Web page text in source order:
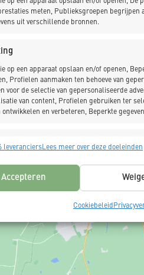
meten, Publieksgroepen begrijpen
uit verschillende bronnen.
op een apparaat opslaan en/of openen,
Profielen aanmaken ten behoeve van
voor de selectie van gepersonaliseerde
van content, Profielen gebruiken ter
ontwikkelen en verbeteren, Beperkte
apparaten linken, Apparaten
informatie.
voor beveiliging, fraude
Advertenties en content
opslaan en delen.
leveranciersLees meer over deze doeleinden
Accepteren
Cookiebeleid